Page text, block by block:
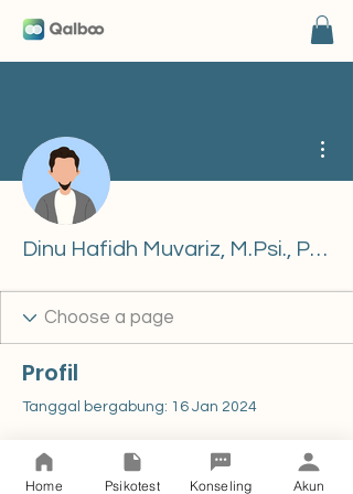
Dinu Hafidh Muvariz, M.Psi., Psikolog
Profil
Tanggal bergabung: 16 Jan 2024
Info
Home Psikotest Konseling Akun